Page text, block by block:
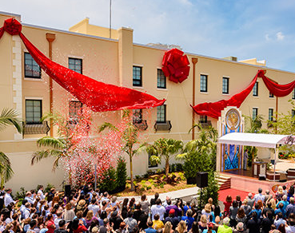
ちが語るサイエ
会いましょう
本原理
介
上級
オーガニゼーション
フラッグ･ランド･ベース
フリーウィンズ
サイエントロジーを
世界にもたらす
デビッド･ミスキャベッジ氏—
Scientologyの教会指導者
クリミノ
ナルコノン
真実を知
ユナイテ
ツ
市民の人
サイエン
スター